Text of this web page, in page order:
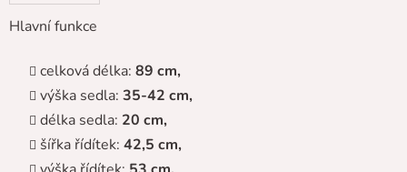
Hlavní funkce
celková délka: 89 cm,
výška sedla: 35-42 cm,
délka sedla: 20 cm,
šířka řídítek: 42,5 cm,